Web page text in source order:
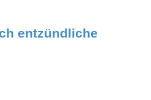
entzündliche